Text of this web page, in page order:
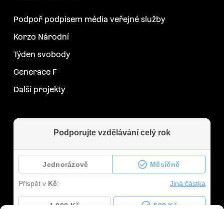
Podpoř podpisem média veřejné služby
Korzo Národní
Týden svobody
Generace F
Další projekty